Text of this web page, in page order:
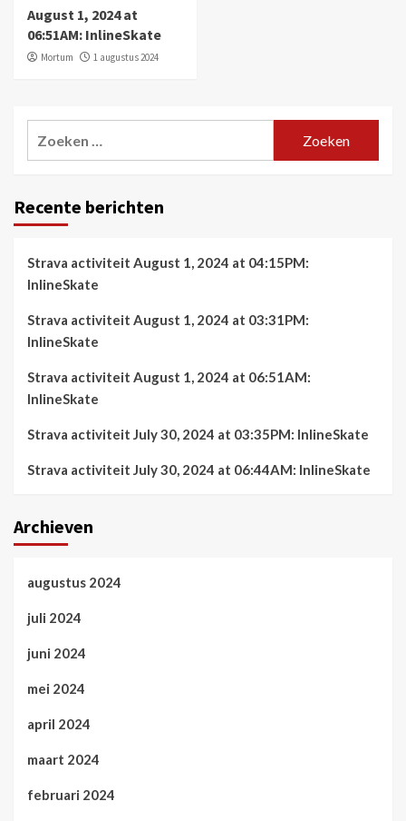
August 1, 2024 at
06:51AM: InlineSkate
Mortum 1 augustus 2024
Recente berichten
Strava activiteit August 1, 2024 at 04:15PM:
InlineSkate
Strava activiteit August 1, 2024 at 03:31PM:
InlineSkate
Strava activiteit August 1, 2024 at 06:51AM:
InlineSkate
Strava activiteit July 30, 2024 at 03:35PM: InlineSkate
Strava activiteit July 30, 2024 at 06:44AM: InlineSkate
Archieven
augustus 2024
juli 2024
juni 2024
mei 2024
april 2024
maart 2024
februari 2024